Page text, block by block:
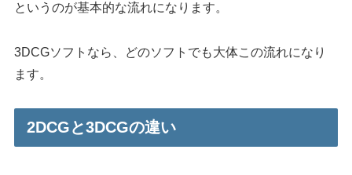
というのが基本的な流れになります。
3DCGソフトなら、どのソフトでも大体この流れになり
ます。
2DCGと3DCGの違い